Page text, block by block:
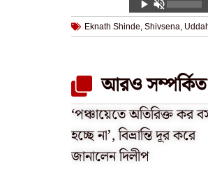
Eknath Shinde, Shivsena,
আরও
‘পঞ্চায়েতে অতিরিক্ত কর
হচ্ছে না’, বিভ্রান্তি দূর করে
জানালেন দিলীপ